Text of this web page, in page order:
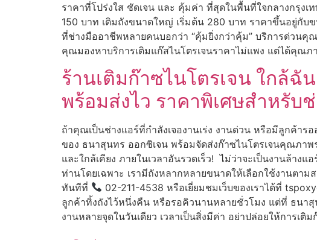
ราคาที่โปร่งใส ชัดเจน และ คุ้มค่า ที่สุดในพื้นที่ใจกลางกรุงเ
150 บาท เติมถังขนาดใหญ่ เริ่มต้น 280 บาท ราคาขึ้นอยู่กับ
ที่ช่างมืออาชีพหลายคนบอกว่า “คุ้มยิ่งกว่าคุ้ม” บริการด่วนคุ
คุณมองหาบริการเติมแก๊สไนโตรเจนราคาไม่แพง แต่ได้คุ
ร้านเติมก๊าซไนโตรเจน ใกล้ฉั
พร้อมส่งไว ราคาพิเศษสำหรับ
ถ้าคุณเป็นช่างแอร์ที่กำลังเจองานเร่ง งานด่วน หรือมีลูกค้า
ของ ธนาสุนทร ออกซิเจน พร้อมจัดส่งก๊าซไนโตรเจนคุณภ
และใกล้เคียง ภายในเวลาอันรวดเร็ว! ไม่ว่าจะเป็นงานล้า
ท่านโดยเฉพาะ เรามีถังหลากหลายขนาดให้เลือกใช้งานตา
ทันทีที่
02-211-4538 หรือเยี่ยมชมเว็บของเราได้ที่
ลูกค้าทิ้งถังไว้หนึ่งคืน หรือรอคิวนานหลายชั่วโมง แต่ที่ ธนาสุ
งานหลายจุดในวันเดียว เวลาเป็นสิ่งมีค่า อย่าปล่อยให้การเติ